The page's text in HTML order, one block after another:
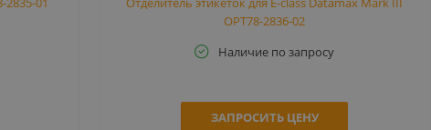
OPT78-2836-02
Наличие по запросу
ЗАПРОСИТЬ ЦЕНУ